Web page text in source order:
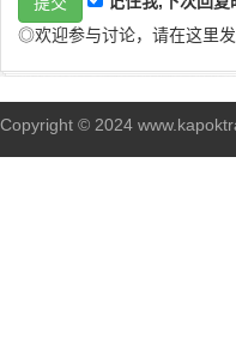
◎欢迎参与讨论，请在这里发
Copyright © 2024